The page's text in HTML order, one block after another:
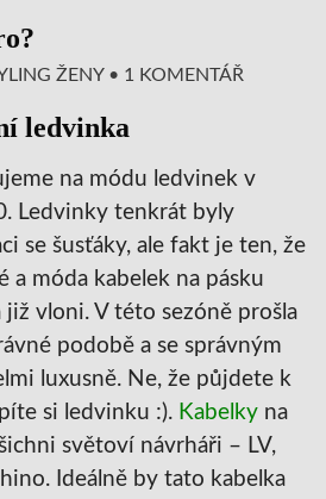
ŽENY• 1 KOMENTÁŘ
ledvinka
na módu ledvinek v
Ledvinky tenkrát byly
se šusťáky, ale fakt je ten, že
a móda kabelek na pásku
již vloni. V této sezóně prošla
podobě a se správným
luxusně. Ne, že půjdete k
si ledvinku :). Kabelky na
světoví návrháři – LV,
Ideálně by tato kabelka